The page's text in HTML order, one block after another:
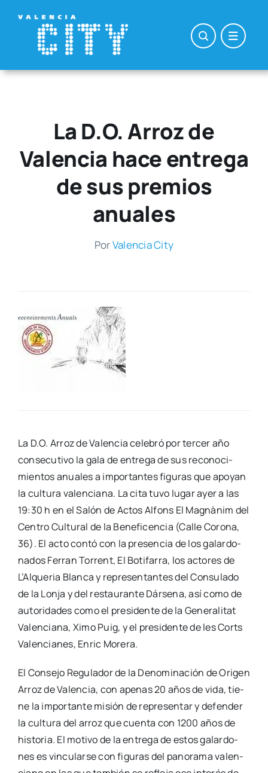
contenido
La D.O. Arroz de
Valencia hace entrega
de sus premios
anuales
PorValen­cia City
La D.O. Arroz de Valen­cia cele­bró por ter­cer año
con­se­cu­ti­vo la gala de entre­ga de sus reco­no­ci­
mien­tos anua­les a impor­tan­tes figu­ras que apo­yan
la cul­tu­ra valen­cia­na. La cita tuvo lugar ayer a las
19:30 h en el Salón de Actos Alfons El Mag­nà­nim del
Cen­tro Cul­tu­ral de la Bene­fi­cen­cia (Calle Coro­na,
36). El acto con­tó con la pre­sen­cia de los galar­do­
na­dos Ferran Torrent, El Boti­fa­rra, los acto­res de
L’Al­que­ria Blan­ca y repre­sen­tan­tes del Con­su­la­do
de la Lon­ja y del res­tau­ran­te Dár­se­na, así como de
auto­ri­da­des como el pre­si­den­te de la Gene­ra­li­tat
Valen­cia­na, Ximo Puig, y el pre­si­den­te de les Corts
Valen­cia­nes, Enric More­ra.
El Con­se­jo Regu­la­dor de la Deno­mi­na­ción de Ori­gen
Arroz de Valen­cia, con ape­nas 20 años de vida, tie­
ne la impor­tan­te misión de repre­sen­tar y defen­der
la cul­tu­ra del arroz que cuen­ta con 1200 años de
his­to­ria. El moti­vo de la entre­ga de estos galar­do­
nes es vin­cu­lar­se con figu­ras del pano­ra­ma valen­